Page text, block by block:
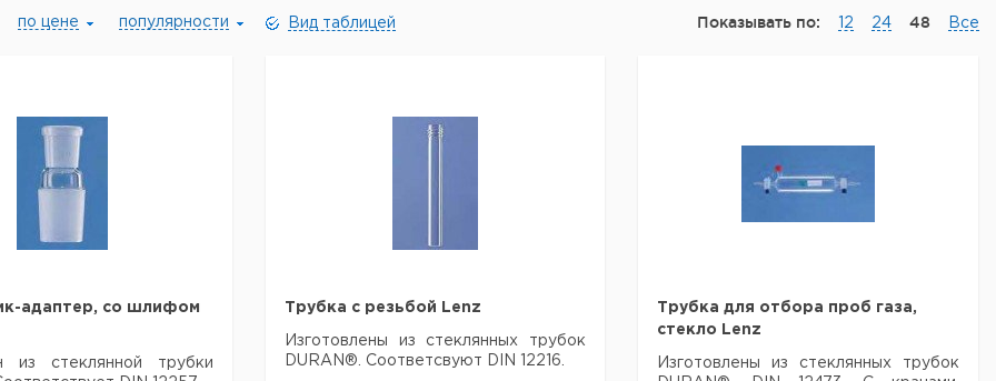
по цене популярности Вид таблицей Показывать по: 12 24 48 Все
адаптер, со шлифом
из стеклянной трубки
Трубка с резьбой Lenz
Изготовлены из стеклянных трубок
DURAN®. Соответсвуют DIN 12216.
Трубка для отбора проб газа,
стекло Lenz
Изготовлены из стеклянных трубок